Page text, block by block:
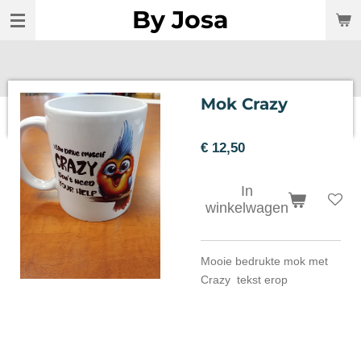
Ga
hoofdinhoud
By Josa
Mok Crazy
€ 12,50
In
winkelwagen
Mooie bedrukte mok met
Crazy tekst erop